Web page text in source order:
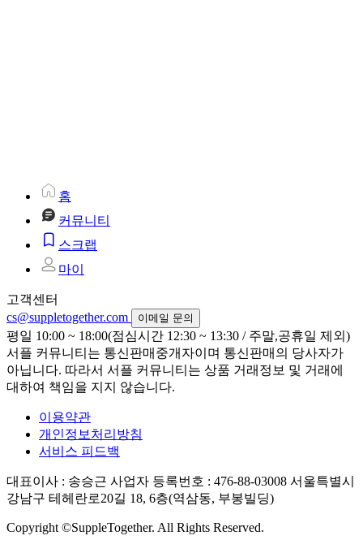
홈
커뮤니티
스크랩
마이
고객센터
cs@suppletogether.com
이메일 문의
평일 10:00 ~ 18:00(점심시간 12:30 ~ 13:30 / 주말,공휴일 제외)
서플 커뮤니티는 통신판매중개자이며 통신판매의 당사자가
아닙니다. 따라서 서플 커뮤니티는 상품 거래정보 및 거래에
대하여 책임을 지지 않습니다.
이용약관
개인정보처리방침
서비스 피드백
대표이사 : 송승근 사업자 등록번호 : 476-88-03008 서울특별시
강남구 테헤란로20길 18, 6층(역삼동, 부봉빌딩)
Copyright ©SuppleTogether. All Rights Reserved.